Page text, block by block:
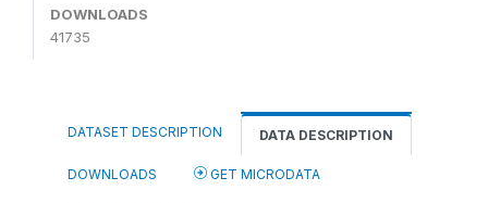
DOWNLOADS
41735
DATASET DESCRIPTION DATA DESCRIPTION
DOWNLOADS GET MICRODATA